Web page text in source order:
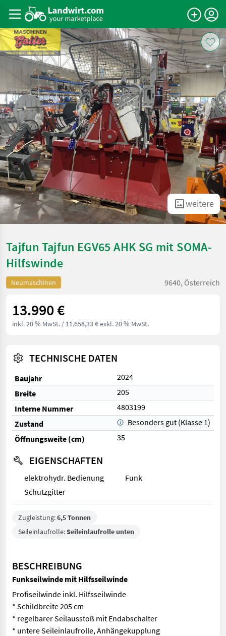
weitere
Tajfun Tajfun EGV65 AHK SG mit SOMA-
Hilfswinde
Neumaschinen 9640, Österreich
13.990 €
inkl. 20 % MwSt. / 11.658,33 € exkl. 20 % MwSt.
TECHNISCHE DATEN
Baujahr
2024
Breite
205
Interne Nummer
4803199
Zustand
Besonders gut (Klasse 1)
Öffnungsweite (cm)
35
EIGENSCHAFTEN
elektrohydr. Bedienung
Funk
Schutzgitter
Zugleistung:6,5 Tonnen
Seileinlaufrolle:Seileinlaufrolle unten
BESCHREIBUNG
Funkseilwinde mit Hilfsseilwinde
Profiseilwinde inkl. Hilfsseilwinde
* Schildbreite 205 cm
* regelbarer Seilausstoß mit Endabschalter
* untere Seileinlaufrolle, Anhängekupplung